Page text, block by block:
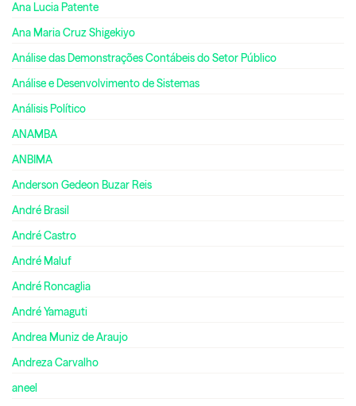
Ana Lucia Patente
Ana Maria Cruz Shigekiyo
Análise das Demonstrações Contábeis do Setor Público
Análise e Desenvolvimento de Sistemas
Análisis Político
ANAMBA
ANBIMA
Anderson Gedeon Buzar Reis
André Brasil
André Castro
André Maluf
André Roncaglia
André Yamaguti
Andrea Muniz de Araujo
Andreza Carvalho
aneel